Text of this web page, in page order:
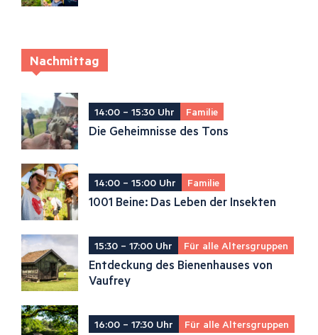
Nachmittag
14:00 – 15:30 Uhr Familie
Die Geheimnisse des Tons
14:00 – 15:00 Uhr Familie
1001 Beine: Das Leben der Insekten
15:30 – 17:00 Uhr Für alle Altersgruppen
Entdeckung des Bienenhauses von
Vaufrey
16:00 – 17:30 Uhr Für alle Altersgruppen